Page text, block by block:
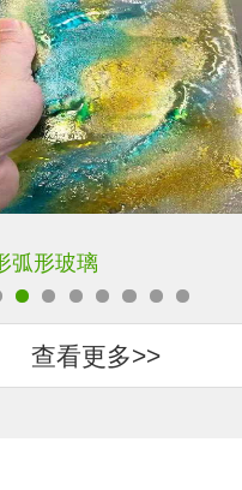
压花钢化热熔玻璃
查看更多>>